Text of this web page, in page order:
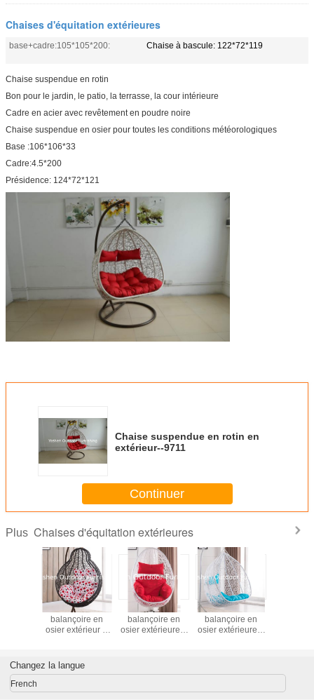
Chaises d'équitation extérieures
base+cadre:105*105*200: Chaise à bascule: 122*72*119
Chaise suspendue en rotin
Bon pour le jardin, le patio, la terrasse, la cour intérieure
Cadre en acier avec revêtement en poudre noire
Chaise suspendue en osier pour toutes les conditions météorologiques
Base :106*106*33
Cadre:4.5*200
Présidence: 124*72*121
Chaise suspendue en rotin en
extérieur--9711
Continuer
Plus Chaises d'équitation extérieures
Chaise de
balançoire en
osier extérieur à
Chaise de
balançoire en
osier extérieure à
Chaise de
balançoire en
osier extérieure à
Changez la langue
French